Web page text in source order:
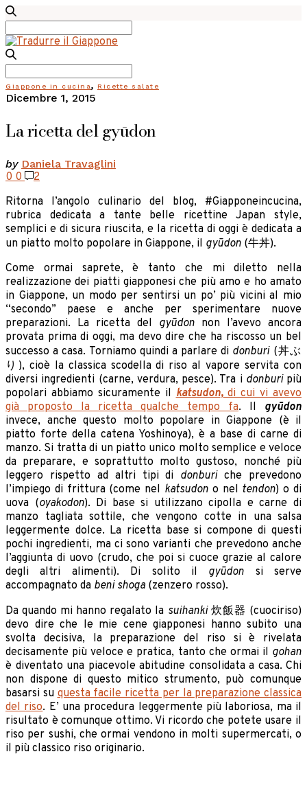
for:
for:
Giappone in cucina, Ricette salate
Dicembre 1, 2015
La ricetta del gyūdon
by Daniela Travaglini
0 0
2
Ritorna l’angolo culinario del blog, #Giapponeincucina,
rubrica dedicata a tante belle ricettine Japan style,
semplici e di sicura riuscita, e la ricetta di oggi è dedicata a
un piatto molto popolare in Giappone, il gyūdon (牛丼).
Come ormai saprete, è tanto che mi diletto nella
realizzazione dei piatti giapponesi che più amo e ho amato
in Giappone, un modo per sentirsi un po’ più vicini al mio
“secondo” paese e anche per sperimentare nuove
preparazioni. La ricetta del gyūdon non l’avevo ancora
provata prima di oggi, ma devo dire che ha riscosso un bel
successo a casa. Torniamo quindi a parlare di donburi (丼ぶ
り), cioè la classica scodella di riso al vapore servita con
diversi ingredienti (carne, verdura, pesce). Tra i donburipiù
popolari abbiamo sicuramente ilkatsudon,di cui vi avevo
già proposto la ricetta qualche tempo fa. Il gyūdon
invece, anche questo molto popolare in Giappone (è il
piatto forte della catena Yoshinoya), è a base di carne di
manzo. Si tratta di un piatto unico moltosemplice e veloce
da preparare, e soprattutto molto gustoso, nonché più
leggero rispetto ad altri tipi di donburi che prevedono
l’impiego di frittura (come nel katsudon o nel tendon) o di
uova (oyakodon). Di base si utilizzano cipolla e carne di
manzo tagliata sottile, che vengono cotte in una salsa
leggermente dolce. La ricetta base si compone di questi
pochi ingredienti, ma ci sono varianti che prevedono anche
l’aggiunta di uovo (crudo, che poi si cuoce grazie al calore
degli altri alimenti). Di solito il gyūdon si serve
accompagnato da beni shoga (zenzero rosso).
Da quando mi hanno regalato la suihanki 炊飯器 (cuociriso)
devo dire che le mie cene giapponesi hanno subito una
svolta decisiva, la preparazione del riso si è rivelata
decisamente più veloce e pratica, tanto che ormai il gohan
è diventato una piacevole abitudine consolidata a casa. Chi
non dispone di questo mitico strumento, può comunque
basarsi suquesta facile ricetta per la preparazione classica
del riso. E’ una procedura leggermente più laboriosa, ma il
risultato è comunque ottimo. Vi ricordo che potete usare il
riso per sushi, che ormai vendono in molti supermercati, o
il più classico riso originario.